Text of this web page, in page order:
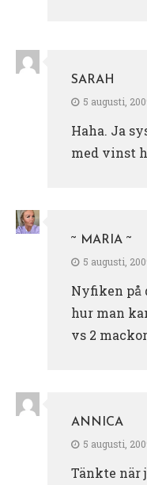
SARAH
5 augusti,
Haha. Ja
med vinst
~ MARIA ~
5 augusti,
Nyfiken på
hur man
vs 2
ANNICA
5 augusti,
Tänkte när